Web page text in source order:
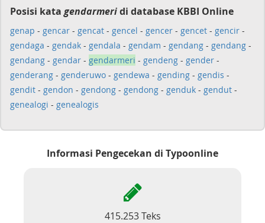
Posisi kata gendarmeridi database KBBI Online
genap - gencar - gencat - gencel - gencer - gencet - gencir -
gendaga - gendak - gendala - gendam - gendang - gendang -
gendang - gendar - gendarmeri - gendeng - gender -
genderang - genderuwo - gendewa - gending - gendis -
gendit - gendon - gendong - gendong - genduk - gendut -
genealogi - genealogis
Informasi Pengecekan di Typoonline
415.253 Teks